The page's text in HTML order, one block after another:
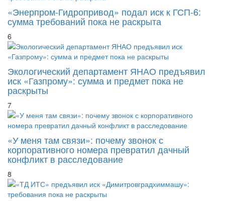
«Энерпром-Гидропривод» подал иск к ГСП-6:
сумма требований пока не раскрыта
6
Экологический департамент ЯНАО предъявил
иск «Газпрому»: сумма и предмет пока не
раскрыты
7
«У меня там связи»: почему звонок с
корпоративного номера превратил дачный
конфликт в расследование
8